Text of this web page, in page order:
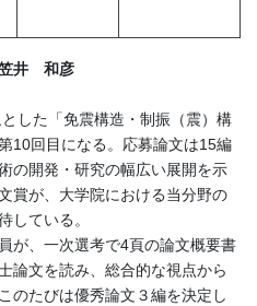
和彦
した「免震構造・制振（震）構
10回目になる。応募論文は15編
の開発・研究の幅広い展開を示
賞が、大学院における当分野の
している。
が、一次選考で4頁の論文概要書
論文を読み、総合的な視点から
のたびは優秀論文３編を決定し